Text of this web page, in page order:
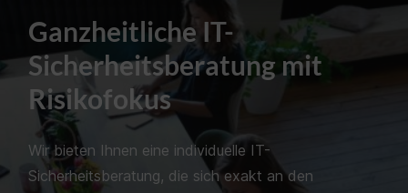
Ganzheitliche IT-
Sicherheitsberatung mit
Risikofokus
Wir bieten Ihnen eine individuelle IT-
Sicherheitsberatung, die sich exakt an den